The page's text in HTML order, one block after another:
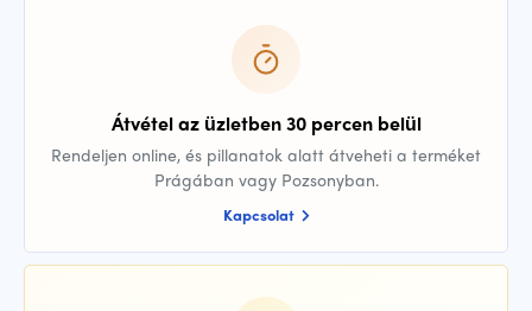
Átvétel az üzletben 30 percen belül
Rendeljen online, és pillanatok alatt átveheti a terméket
Prágában vagy Pozsonyban.
Kapcsolat